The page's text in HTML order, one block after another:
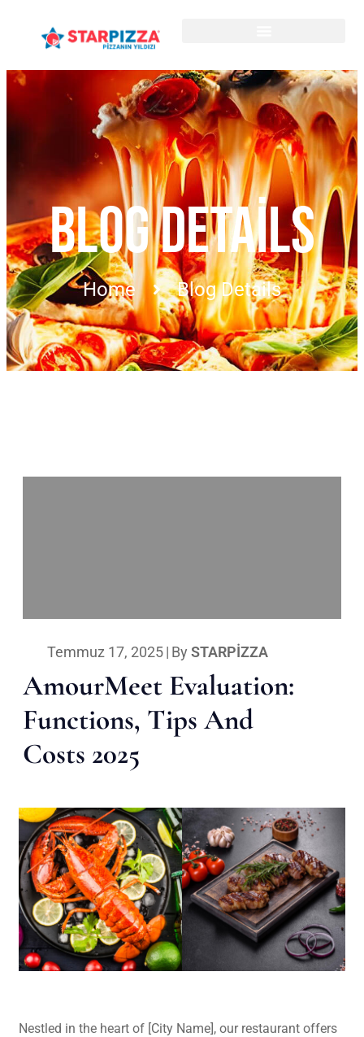
BLOG DETAILS
Home Blog Details
Temmuz 17, 2025| By STARPIZZA
AmourMeet Evaluation:
Functions, Tips And
Costs 2025
Nestled in the heart of [City Name], our restaurant offers